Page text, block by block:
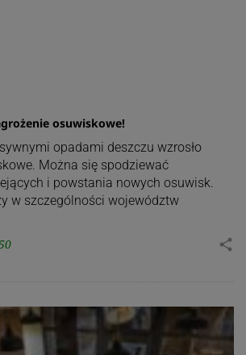
osuwiskowe!
opadami deszczu wzrosło
Można się spodziewać
i powstania nowych osuwisk.
w szczególności województw
share